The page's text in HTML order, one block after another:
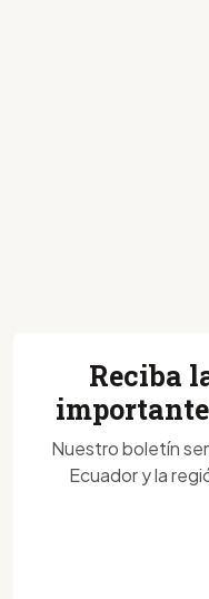
Reciba
Nuestro boletín
Ecuador y la